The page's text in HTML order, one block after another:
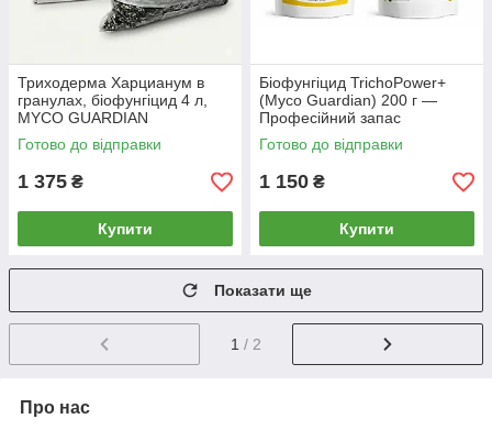
Триходерма Харцианум в
гранулах, біофунгіцид 4 л,
MYCO GUARDIAN
Готово до відправки
1 375 ₴
Купити
Біофунгіцид TrichoPower+
(Myco Guardian) 200 г —
Професійний запас
(Триходерма + Bacillus)
Готово до відправки
1 150 ₴
Купити
Показати ще
1 / 2
Про нас